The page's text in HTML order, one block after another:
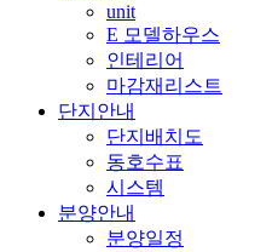
unit
E 모델하우스
인테리어
마감재리스트
단지안내
단지배치도
동호수표
시스템
분양안내
분양일정